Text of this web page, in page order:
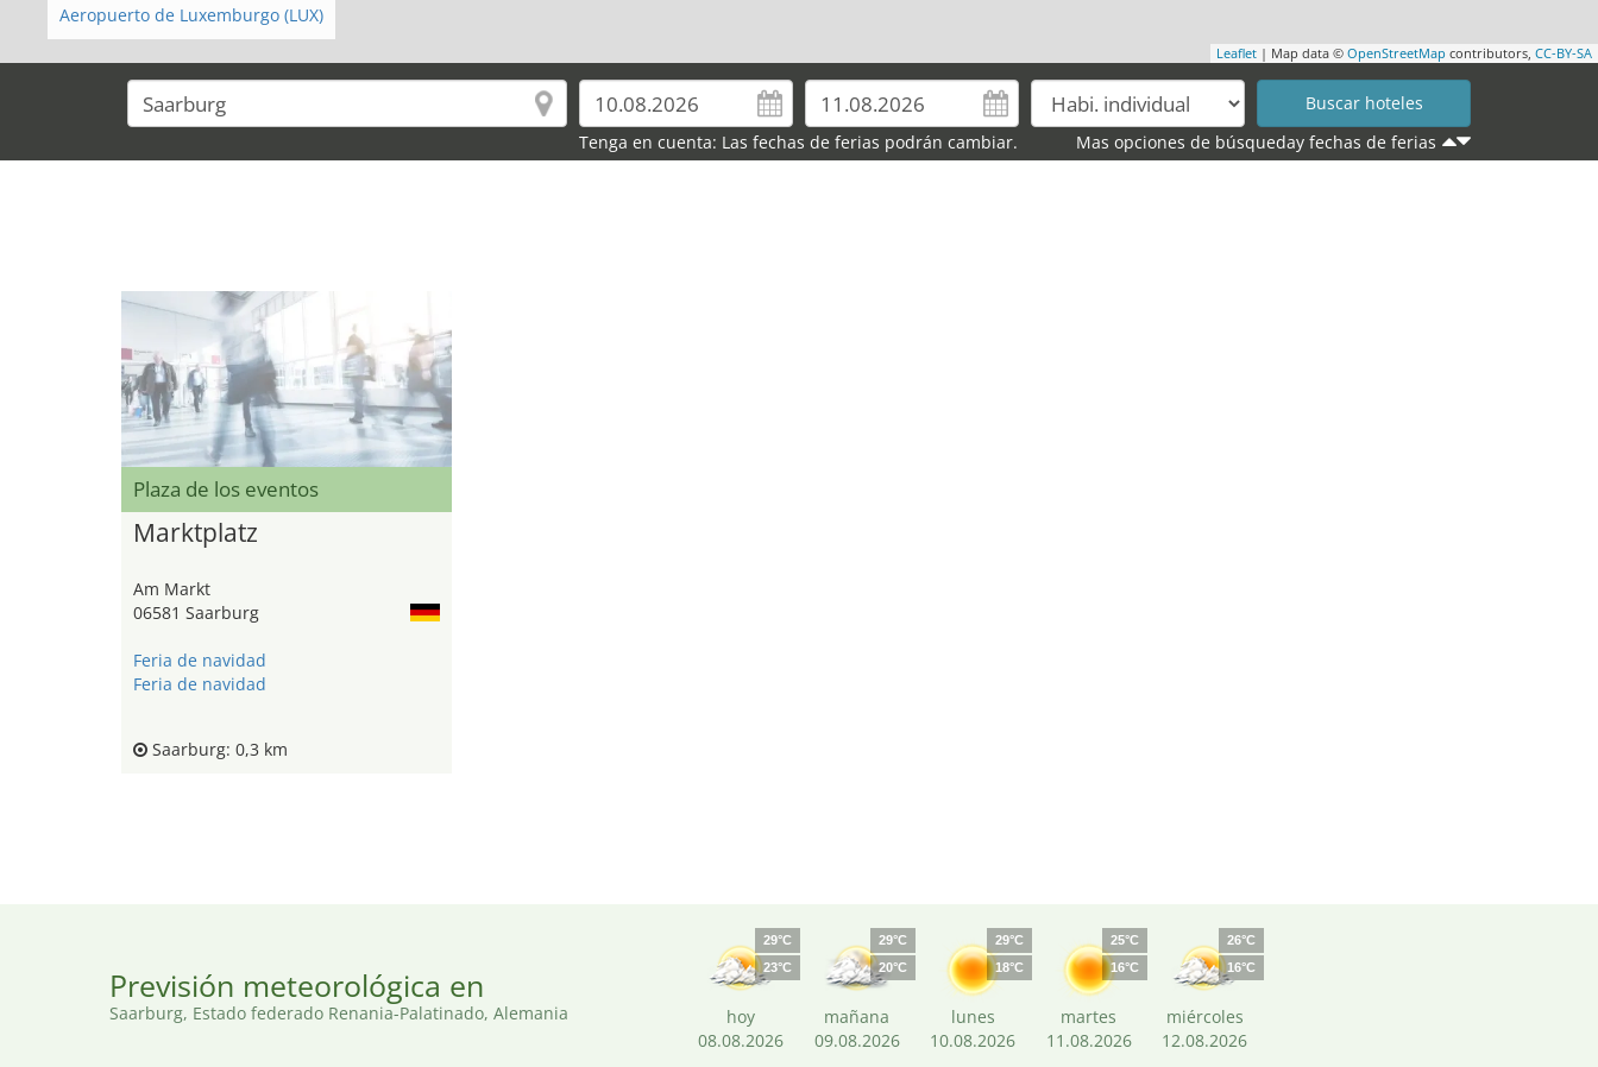
Leaflet | Map data © OpenStreetMap contributors, CC-BY-SA
Aeropuerto de Luxemburgo (LUX)
Tenga en cuenta: Las fechas de ferias podrán cambiar. Mas opciones de búsqueday fechas de ferias
Plaza de los eventos
Marktplatz
Am Markt
06581 Saarburg
Feria de navidad
Feria de navidad
Saarburg: 0,3 km
Previsión meteorológica en
Saarburg, Estado federado Renania-Palatinado, Alemania
29°C
23°C
hoy
08.08.2026
29°C
20°C
mañana
09.08.2026
29°C
18°C
lunes
10.08.2026
25°C
16°C
martes
11.08.2026
26°C
16°C
miércoles
12.08.2026